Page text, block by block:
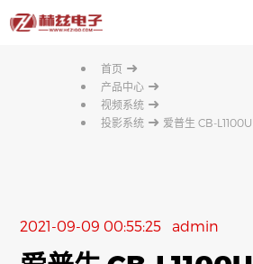
首页 ➜
产品中心➜
视频系统➜
投影系统➜ 爱普生 CB-L1100U
2021-09-09 00:55:25 admin